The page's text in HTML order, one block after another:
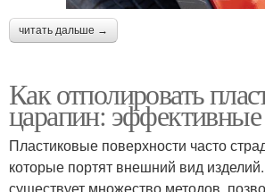
читать дальше →
Как отполировать
царапин:
Пластиковые поверхности часто
которые портят внешний вид
существует множество методов,